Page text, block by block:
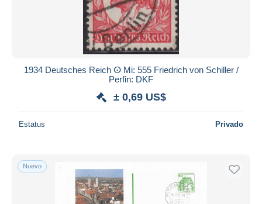
1934 Deutsches Reich ⵙ Mi: 555 Friedrich von Schiller /
Perfin: DKF
± 0,69 US$
Estatus Privado
Nuevo